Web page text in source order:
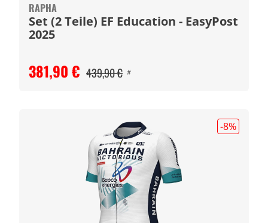
RAPHA
Set (2 Teile) EF Education - EasyPost
2025
381,90 € 439,90 € #
-8%